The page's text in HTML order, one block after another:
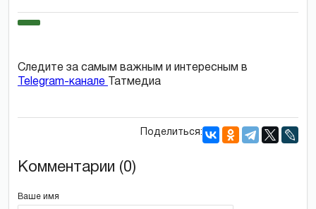
Следите за самым важным и интересным в
Telegram-канале
Татмедиа
Поделиться:
Комментарии (0)
Ваше имя